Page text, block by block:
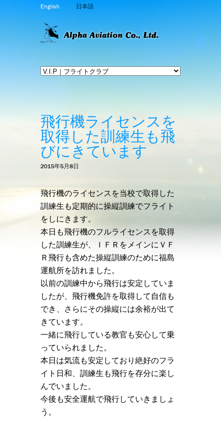
English 日本語
飛行機ライセンスを
取得した訓練生も飛
びにきています
2015年5月8日
飛行機のライセンスを当校で取得した
訓練生も定期的に操縦訓練でフライト
をしにきます。
本日も飛行機のフルライセンスを取得
した訓練生が、ＩＦＲをメインにＶＦ
Ｒ飛行も含めた操縦訓練のために福島
運航所を訪れました。
以前の訓練中から飛行は安定していま
したが、飛行機免許を取得して自信も
でき、さらにその操縦には余裕が出て
きています。
一緒に飛行している教官も安心して乗
っていられました。
本日は気流も安定しており絶好のフラ
イト日和、訓練生も飛行を存分に楽し
んでいました。
今後も安全運航で飛行していきましょ
う。